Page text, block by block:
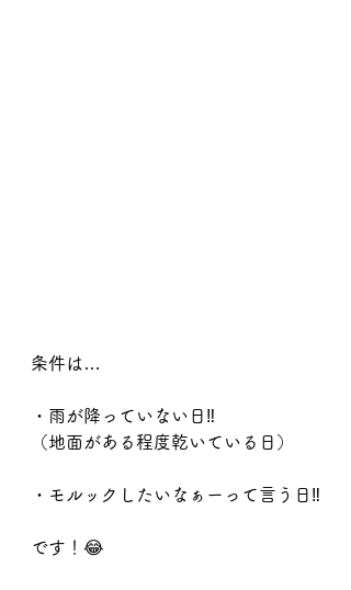
条件は…
・雨が降っていない日‼️
（地面がある程度乾いている日）
・モルックしたいなぁーって言う日‼️
です！😂